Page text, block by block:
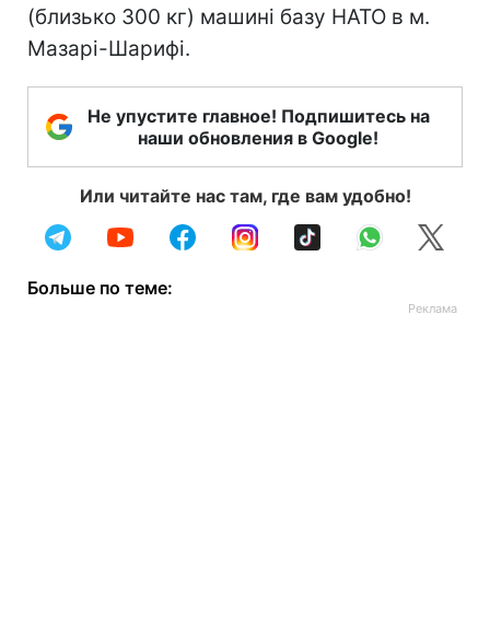
(близько 300 кг) машині базу НАТО в м.
Мазарі-Шарифі.
Не упустите главное! Подпишитесь на
наши обновления в Google!
Или читайте нас там, где вам удобно!
Больше по теме: